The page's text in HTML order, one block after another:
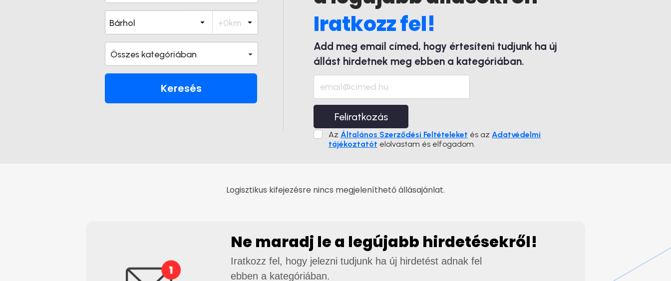
Összes kategóriában
Keresés
Iratkozz fel!
Add meg email címed, hogy értesíteni tudjunk ha új
állást hirdetnek meg ebben a kategóriában.
Feliratkozás
Az Általános Szerződési Feltételeket és az Adatvédelmi
tájékoztatót elolvastam és elfogadom.
Logisztikus kifejezésre nincs megjeleníthető állásajánlat.
Ne maradj le a legújabb hirdetésekről!
Iratkozz fel, hogy jelezni tudjunk ha új hirdetést adnak fel
ebben a kategóriában.